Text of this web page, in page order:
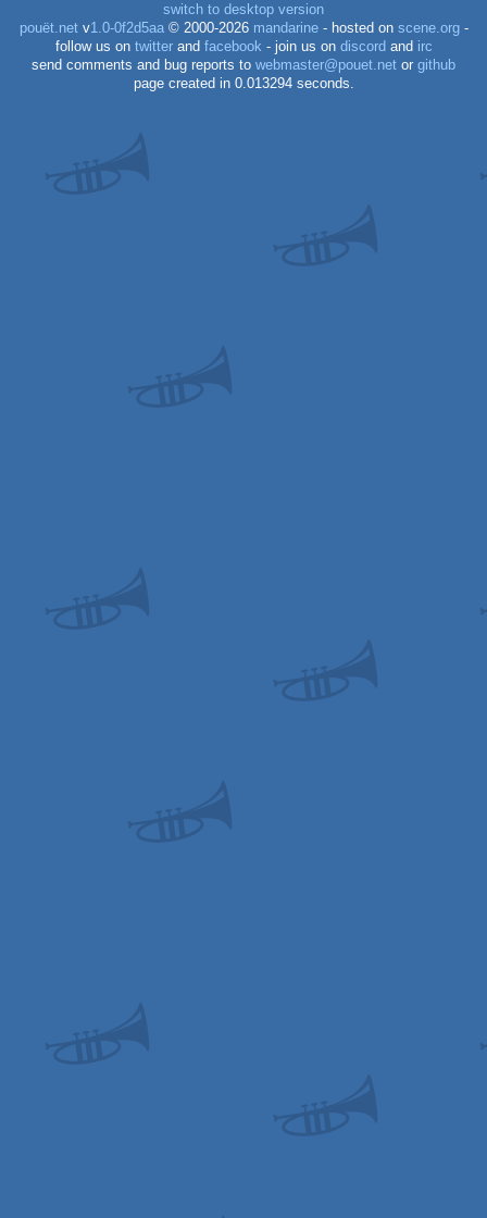
switch to desktop version
pouët.netv1.0-0f2d5aa© 2000-2026 mandarine- hosted on scene.org-
follow us on twitterand facebook - join us on discord and irc
send comments and bug reports to webmaster@pouet.net or github
page created in 0.013294 seconds.